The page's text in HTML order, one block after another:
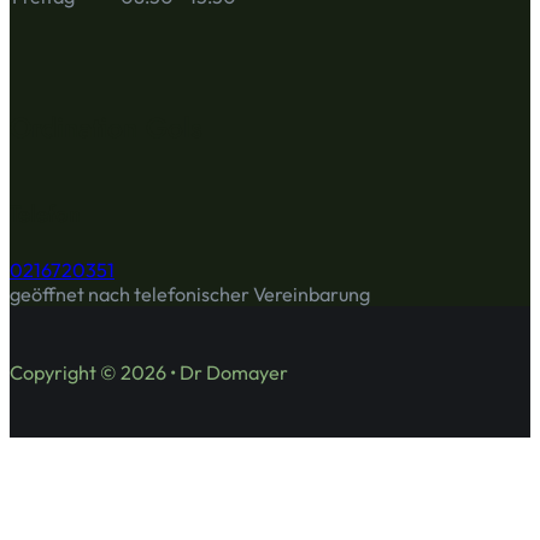
0216720351
geöffnet nach telefonischer Vereinbarung
Copyright © 2026 • Dr Domayer